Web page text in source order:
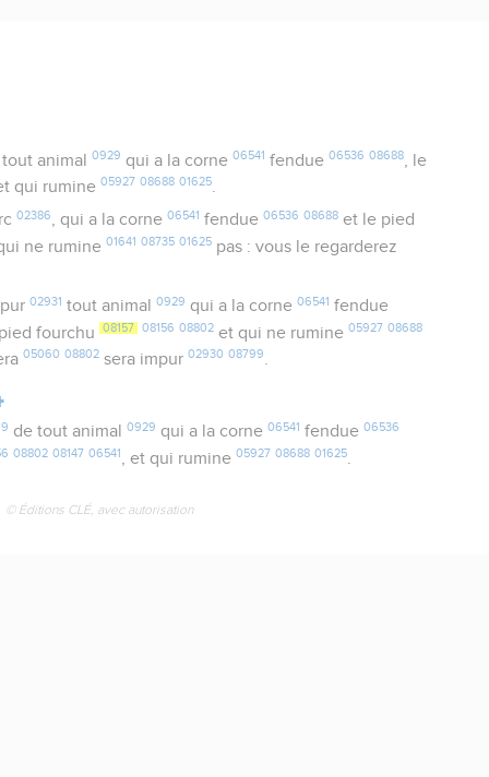
animal 0929 qui a la corne 06541 fendue 06536 08688, le
qui rumine05927 08688 01625.
02386, qui a la corne 06541 fendue 06536 08688et le pied
qui ne rumine01641 08735 01625 pas : vous le regarderez
02931 tout animal 0929 qui a la corne 06541 fendue
pied fourchu 08157 08156 08802 et qui ne rumine05927 08688
05060 08802 sera impur02930 08799.
de tout animal 0929 qui a la corne 06541 fendue 06536
08802 08147 06541 , et qui rumine05927 08688 01625
© Éditions CLÉ, avec autorisation